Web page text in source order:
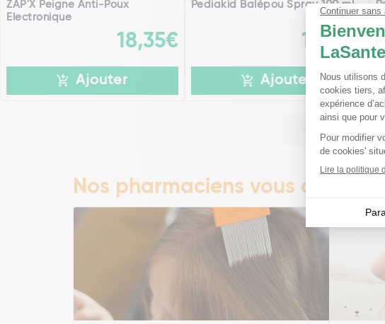
ZAP'X Peigne Anti-Poux
Electronique
18,35€
Ajouter
Pediakid Balépou Spray 100 ml
13,44€
Ajouter
Nos pharmaciens vous